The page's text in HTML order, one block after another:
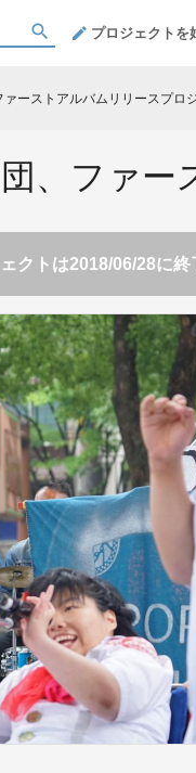
プロジェクトを
ーストアルバムリリースプロ
、ファー
クトは2018/06/28に